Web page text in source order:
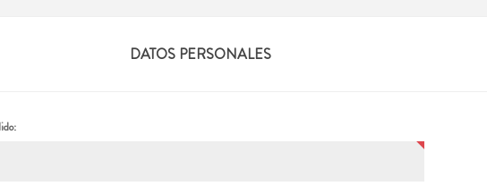
DATOS PERSONALES